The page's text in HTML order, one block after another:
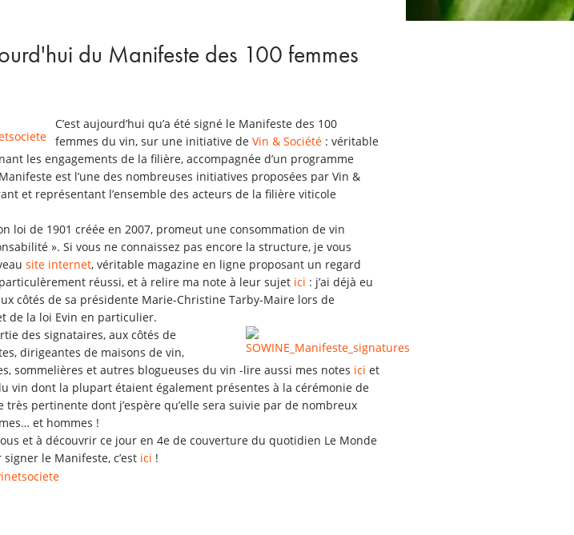
du Manifeste des 100 femmes
C’est aujourd’hui qu’a été signé le Manifeste des 100
femmes du vin, sur une initiative de Vin & Société : véritable
les engagements de la filière, accompagnée d’un programme
est l’une des nombreuses initiatives proposées par Vin &
et représentant l’ensemble des acteurs de la filière viticole
loi de 1901 créée en 2007, promeut une consommation de vin
». Si vous ne connaissez pas encore la structure, je vous
site internet, véritable magazine en ligne proposant un regard
réussi, et à relire ma note à leur sujet ici : j’ai déjà eu
côtés de sa présidente Marie-Christine Tarby-Maire lors de
de la loi Evin en particulier.
des signataires, aux côtés de
dirigeantes de maisons de vin,
sommelières et autres blogueuses du vin -lire aussi mes notes ici et
vin dont la plupart étaient également présentes à la cérémonie de
pertinente dont j’espère qu’elle sera suivie par de nombreux
et hommes !
et à découvrir ce jour en 4e de couverture du quotidien Le Monde
le Manifeste, c’est ici !